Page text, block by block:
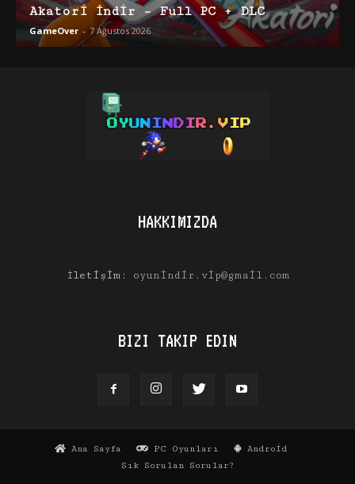
Akatori İndir – Full PC + DLC
GameOver - 7 Ağustos 2026
HAKKIMIZDA
İletişim: oyunindir.vip@gmail.com
BIZI TAKIP EDIN
Ana Sayfa PC Oyunları
Android
Sık Sorulan Sorular?